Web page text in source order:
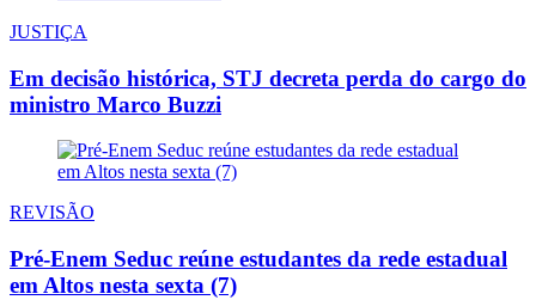
JUSTIÇA
Em decisão histórica, STJ decreta perda do cargo do
ministro Marco Buzzi
REVISÃO
Pré-Enem Seduc reúne estudantes da rede estadual
em Altos nesta sexta (7)